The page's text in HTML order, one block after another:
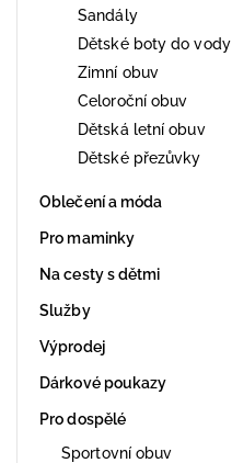
Sandály
Dětské boty do vody
Zimní obuv
Celoroční obuv
Dětská letní obuv
Dětské přezůvky
Oblečení a móda
Pro maminky
Na cesty s dětmi
Služby
Výprodej
Dárkové poukazy
Pro dospělé
Sportovní obuv